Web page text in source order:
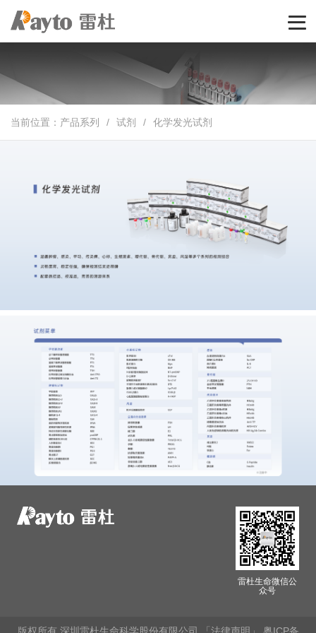
当前位置： 产品系列 / 试剂 / 化学发光试剂
雷杜生命微信公
众号
版权所有 深圳雷杜生命科学股份有限公司 「法律声明」 粤ICP备